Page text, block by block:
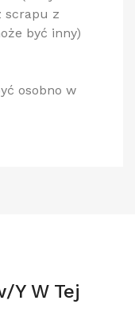
scrapu z
być inny)
osobno w
y W Tej